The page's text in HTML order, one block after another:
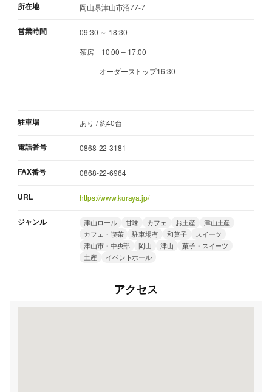
所在地 岡山県津山市沼77-7
営業時間
09:30 ～ 18:30
茶房 10:00 – 17:00
オーダーストップ16:30
駐車場 あり / 約40台
電話番号 0868-22-3181
FAX番号 0868-22-6964
URL https://www.kuraya.jp/
ジャンル 津山ロール 甘味 カフェ お土産
津山土産
カフェ・喫茶
駐車場有 和菓子
スイーツ
津山市・中央部
岡山 津山
菓子・スイーツ
土産
イベントホール
アクセス